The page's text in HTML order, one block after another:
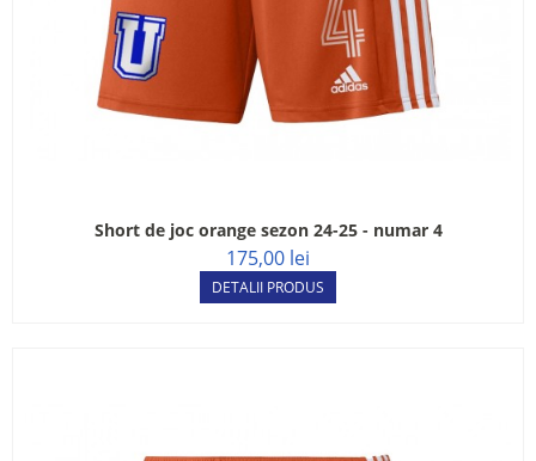
Short de joc orange sezon 24-25 - numar 4
175,00 lei
DETALII PRODUS